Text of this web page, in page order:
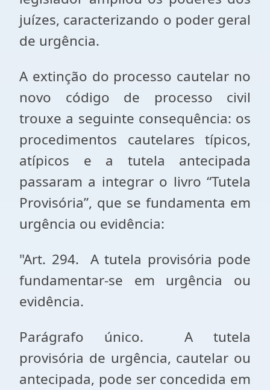
juízes, caracterizando o poder geral
de urgência.
A extinção do processo cautelar no
novo código de processo civil
trouxe a seguinte consequência: os
procedimentos cautelares típicos,
atípicos e a tutela antecipada
passaram a integrar o livro “Tutela
Provisória”, que se fundamenta em
urgência ou evidência:
"Art. 294. A tutela provisória pode
fundamentar-se em urgência ou
evidência.
Parágrafo único. A tutela
provisória de urgência, cautelar ou
antecipada, pode ser concedida em